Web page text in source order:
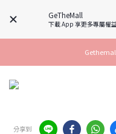
GeTheMall
下載 App 享更多專屬權
分享到